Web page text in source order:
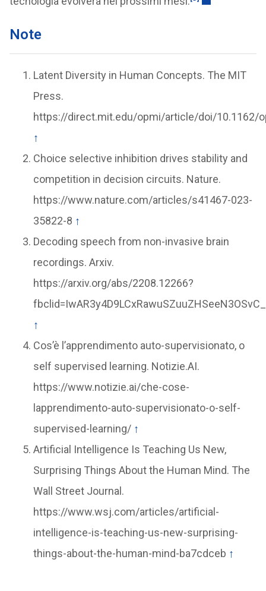
Note
Latent Diversity in Human Concepts. The MIT
Press.
https://direct.mit.edu/opmi/article/doi/10.1162/
↑
Choice selective inhibition drives stability and
competition in decision circuits. Nature.
https://www.nature.com/articles/s41467-023-
35822-8 ↑
Decoding speech from non-invasive brain
recordings. Arxiv.
https://arxiv.org/abs/2208.12266?
↑
Cos’è l’apprendimento auto-supervisionato, o
self supervised learning. Notizie.AI.
https://www.notizie.ai/che-cose-
lapprendimento-auto-supervisionato-o-self-
supervised-learning/ ↑
Artificial Intelligence Is Teaching Us New,
Surprising Things About the Human Mind. The
Wall Street Journal.
https://www.wsj.com/articles/artificial-
intelligence-is-teaching-us-new-surprising-
things-about-the-human-mind-ba7cdceb ↑